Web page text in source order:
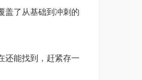
盖了从基础到冲刺的
还能找到，赶紧存一